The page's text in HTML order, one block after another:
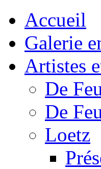
Accueil
Galerie
Artistes
De
De
Loetz